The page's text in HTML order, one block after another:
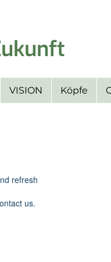
VISION Köpfe
refresh
us.